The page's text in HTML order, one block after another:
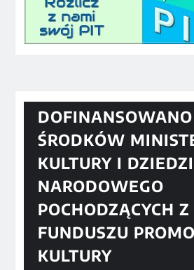
ŚRODKÓW
KULTURY I
NARODOWEGO
POCHODZĄCYCH Z
FUNDUSZU
KULTURY